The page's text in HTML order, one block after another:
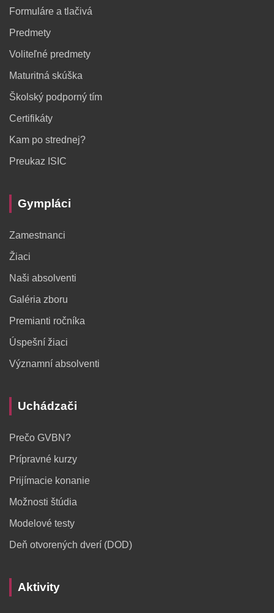
Formuláre a tlačivá
Predmety
Voliteľné predmety
Maturitná skúška
Školský podporný tím
Certifikáty
Kam po strednej?
Preukaz ISIC
Gympláci
Zamestnanci
Žiaci
Naši absolventi
Galéria zboru
Premianti ročníka
Úspešní žiaci
Významní absolventi
Uchádzači
Prečo GVBN?
Prípravné kurzy
Prijímacie konanie
Možnosti štúdia
Modelové testy
Deň otvorených dverí (DOD)
Aktivity